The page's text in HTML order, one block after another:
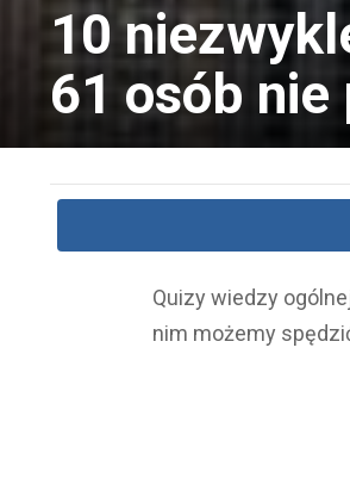
10
61 osób nie
Quizy wiedzy
nim możemy